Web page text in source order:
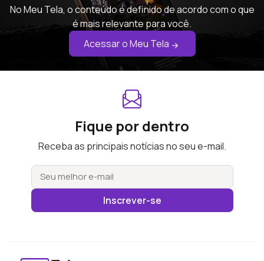
No Meu Tela, o conteúdo é definido de acordo com o que
é mais relevante para você.
Acessar o Meu Tela
Fique por dentro
Receba as principais notícias no seu e-mail.
Inscrever-se